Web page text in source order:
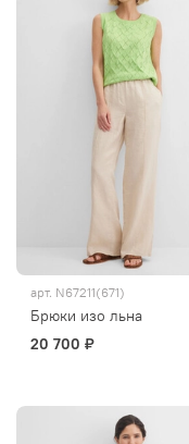
арт. N67211(671)
Брюки изо льна
20 700 ₽